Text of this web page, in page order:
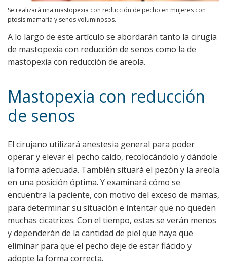
Se realizará una mastopexia con reducción de pecho en mujeres con
ptosis mamaria y senos voluminosos.
A lo largo de este artículo se abordarán tanto la cirugía
de mastopexia con reducción de senos como la de
mastopexia con reducción de areola.
Mastopexia con reducción
de senos
El cirujano utilizará anestesia general para poder
operar y elevar el pecho caído, recolocándolo y dándole
la forma adecuada. También situará el pezón y la areola
en una posición óptima. Y examinará cómo se
encuentra la paciente, con motivo del exceso de mamas,
para determinar su situación e intentar que no queden
muchas cicatrices. Con el tiempo, estas se verán menos
y dependerán de la cantidad de piel que haya que
eliminar para que el pecho deje de estar flácido y
adopte la forma correcta.